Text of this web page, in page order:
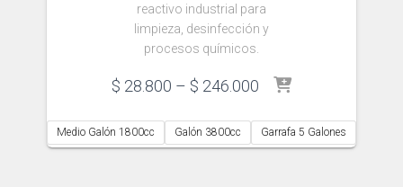
reactivo industrial para
limpieza, desinfección y
procesos químicos.
$ 28.800 – $ 246.000 Price
$ 28.800
through
Medio Galón 1800cc Galón 3800cc Garrafa 5 Galones